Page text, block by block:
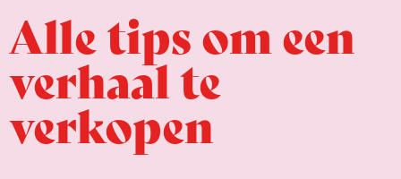
Alle tips om een
verhaal te
verkopen